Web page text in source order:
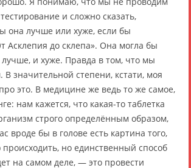
и сложно сказать,
она лучше или хуже, если бы
Асклепия до склепа». Она могла бы
лучше, и хуже. Правда в том, что мы
В значительной степени, кстати, моя
это. В медицине же ведь то же самое,
нам кажется, что какая-то таблетка
строго определённым образом,
вроде бы в голове есть картина того,
происходить, но единственный способ
на самом деле, — это провести